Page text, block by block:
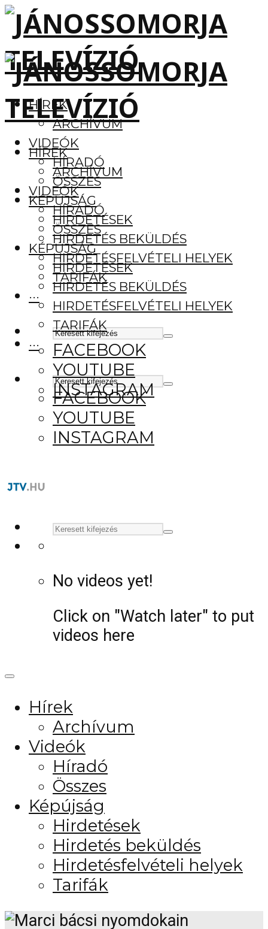
HÍREK
ARCHÍVUM
VIDEÓK
HÍRADÓ
ÖSSZES
KÉPÚJSÁG
HIRDETÉSEK
HIRDETÉS BEKÜLDÉS
HIRDETÉSFELVÉTELI HELYEK
TARIFÁK
···
FACEBOOK
YOUTUBE
INSTAGRAM
HÍREK
ARCHÍVUM
VIDEÓK
HÍRADÓ
ÖSSZES
KÉPÚJSÁG
HIRDETÉSEK
HIRDETÉS BEKÜLDÉS
HIRDETÉSFELVÉTELI HELYEK
TARIFÁK
···
FACEBOOK
YOUTUBE
INSTAGRAM
No videos yet!
Click on "Watch later" to put
videos here
Hírek
Archívum
Videók
Híradó
Összes
Képújság
Hirdetések
Hirdetés beküldés
Hirdetésfelvételi helyek
Tarifák